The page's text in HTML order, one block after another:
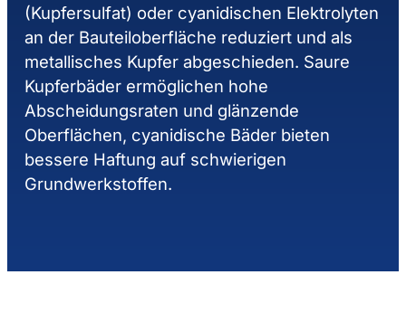
(Kupfersulfat) oder cyanidischen Elektrolyten
an der Bauteiloberfläche reduziert und als
metallisches Kupfer abgeschieden. Saure
Kupferbäder ermöglichen hohe
Abscheidungsraten und glänzende
Oberflächen, cyanidische Bäder bieten
bessere Haftung auf schwierigen
Grundwerkstoffen.